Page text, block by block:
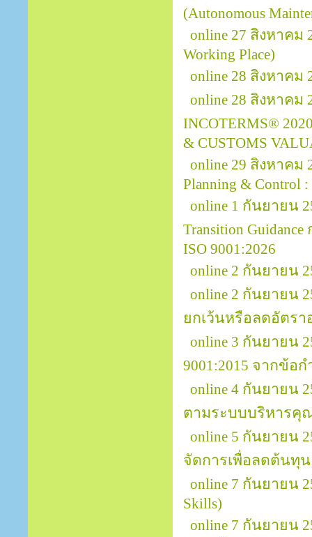
(Autonomous
online 27 สิงหาคม
Working Place)
online 28 สิงหาคม
online 28 สิงหาคม
INCOTERMS®
& CUSTOMS
online 29 สิงหาคม
Planning & Control :
online 1 กันยายน
Transition
ISO 9001:2026
online 2 กันยายน
online 2 กันยายน
ยกเว้นหรือลดอัตรา
online 3 กันยายน
9001:2015 จากข้อ
online 4 กันยายน
ตามระบบบริหารคุณ
online 5 กันยายน
จัดการเพื่อลดต้นทุ
online 7 กันยายน
Skills)
online 7 กันยายน